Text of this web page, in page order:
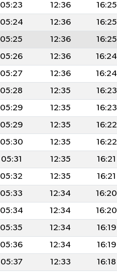
05:23 12:36 16:25
05:24 12:36 16:25
05:25 12:36 16:25
05:26 12:36 16:24
05:27 12:36 16:24
05:28 12:35 16:23
05:29 12:35 16:23
05:29 12:35 16:22
05:30 12:35 16:22
05:31 12:35 16:21
05:32 12:35 16:21
05:33 12:34 16:20
05:34 12:34 16:20
05:35 12:34 16:19
05:36 12:34 16:19
05:37 12:33 16:18